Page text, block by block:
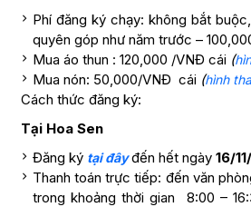
Phí đăng ký chạy: không bắt
quyên góp như năm trước –
Mua áo thun : 120,000 /VNĐ cái (
Mua nón: 50,000/VNĐ cái (hình
Cách thức đăng ký:
Tại Hoa Sen
Đăng ký tại đâyđến hết ngày16/
Thanh toán trực tiếp: đến văn
trong khoảng thời gian 8:00 –